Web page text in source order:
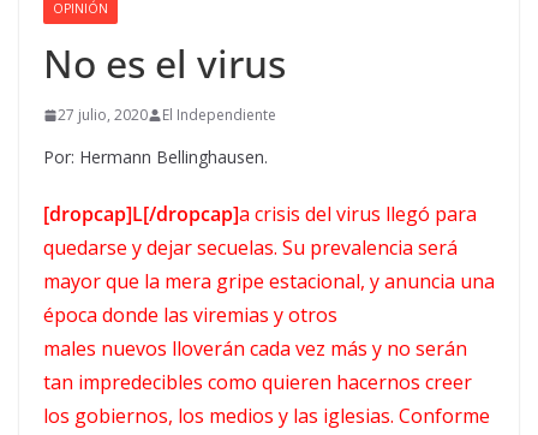
OPINIÓN
No es el virus
27 julio, 2020 El Independiente
Por: Hermann Bellinghausen.
[dropcap]L[/dropcap]a crisis del virus llegó para
quedarse y dejar secuelas. Su prevalencia será
mayor que la mera gripe estacional, y anuncia una
época donde las viremias y otros
males nuevos lloverán cada vez más y no serán
tan impredecibles como quieren hacernos creer
los gobiernos, los medios y las iglesias. Conforme